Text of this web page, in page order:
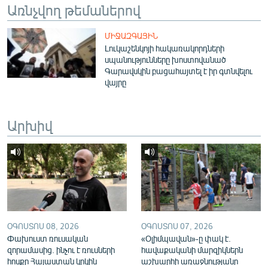
ՁԳՏԵԼՈՎ ԼԱՎԱԳՈՒՅՆԻՆ
ՓՈԴՔԱՍԹ
Հայերեն
Русский
ՀԵՏԵՎԵՔ ՄԵԶ
«Ազատության» բոլոր կայքերը
Առնչվող թեմաներով
ՄԻՋԱԶԳԱՅԻՆ
Լուկաշենկոյի հակառակորդների
սպանությունները խոստովանած
Գարավսկին բացահայտել է իր գտնվելու
վայրը
Արխիվ
ՕԳՈՍՏՈՍ 08, 2026
Փախուստ ռուսական
զորամասից. ինչու է ռուսների
հոսքը Հայաստան կրկին
ՕԳՈՍՏՈՍ 07, 2026
«Օլիմպավան»-ը փակ է.
հավաքականի մարզիկներն
աշխարհի առաջնությանը